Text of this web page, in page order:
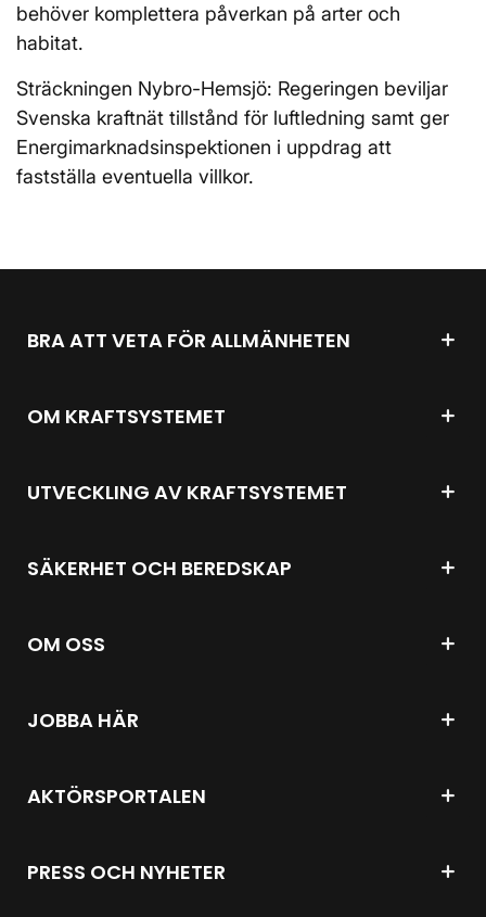
behöver komplettera påverkan på arter och
habitat.
Sträckningen Nybro-Hemsjö: Regeringen beviljar
Svenska kraftnät tillstånd för luftledning samt ger
Energimarknadsinspektionen i uppdrag att
fastställa eventuella villkor.
BRA ATT VETA FÖR ALLMÄNHETEN
OM KRAFTSYSTEMET
UTVECKLING AV KRAFTSYSTEMET
SÄKERHET OCH BEREDSKAP
OM OSS
JOBBA HÄR
AKTÖRSPORTALEN
PRESS OCH NYHETER